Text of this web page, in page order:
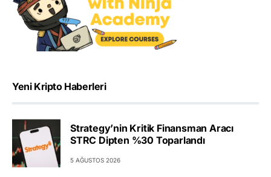
Yeni Kripto Haberleri
Strategy’nin Kritik Finansman Aracı
STRC Dipten %30 Toparlandı
5 AĞUSTOS 2026